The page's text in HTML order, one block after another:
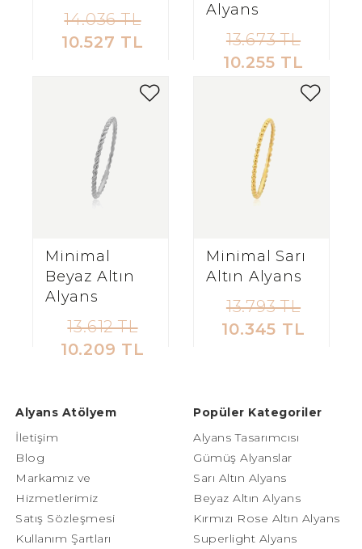
14.036 TL
10.527 TL
Alyans
13.673 TL
10.255 TL
Minimal
Beyaz Altın
Alyans
13.612 TL
10.209 TL
Minimal Sarı
Altın Alyans
13.793 TL
10.345 TL
Alyans Atölyem
İletişim
Blog
Markamız ve
Hizmetlerimiz
Satış Sözleşmesi
Kullanım Şartları
Popüler Kategoriler
Alyans Tasarımcısı
Gümüş Alyanslar
Sarı Altın Alyans
Beyaz Altın Alyans
Kırmızı Rose Altın Alyans
Superlight Alyans